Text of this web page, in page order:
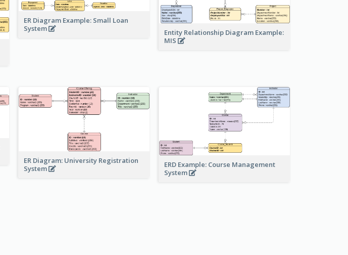
ER Diagram Example: Small Loan
System
Entity Relationship Diagram Example:
MIS
ER Diagram: University Registration
System
ERD Example: Course Management
System